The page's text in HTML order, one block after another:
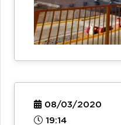
08/03/2020
19:14